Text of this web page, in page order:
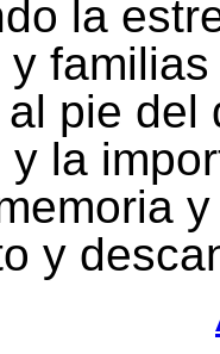
la
pie
la
y